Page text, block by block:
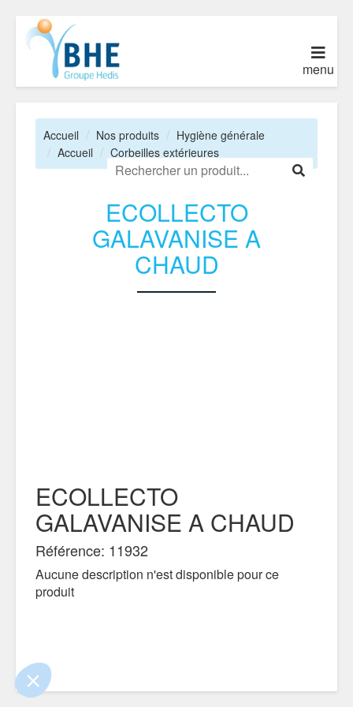
que le contenu de ce site vous intéresse
mais on aimerait bien vous accompagner
certifiés par
Je choisis OK pour moi
menu
Accueil Nos produits
Hygiène générale
Accueil
Corbeilles extérieures
ECOLLECTO
GALAVANISE A
CHAUD
ECOLLECTO
GALAVANISE A CHAUD
Référence: 11932
Aucune description n'est disponible pour ce
produit